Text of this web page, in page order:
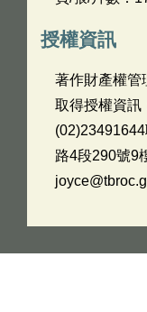
授權資訊
著作財產權管
取得授權資訊
路4段290號9